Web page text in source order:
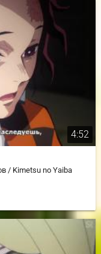
4:52
/ Kimetsu no Yaiba